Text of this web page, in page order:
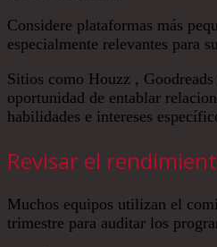
Considere plataformas más
especialmente relevantes para
Sitios como Houzz ,
oportunidad de entablar
habilidades e intereses
Revisar el
Muchos equipos utilizan el
trimestre para auditar los